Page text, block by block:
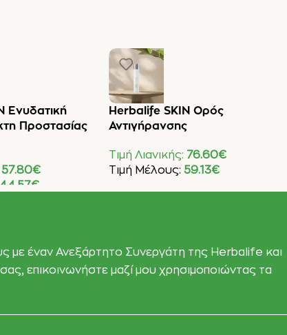
Ενυδατική
Προστασίας
57.80€
44.57€
Herbalife SKIN Ορός
Αντιγήρανσης
Τιμή Λιανικής: 76.60€
Τιμή Μέλους:59.13€
Προσθήκη Στο Καλάθι
με έναν Ανεξάρτητο Συνεργάτη της Herbalife και
επικοινωνήστε μαζί μου χρησιμοποιώντας τα